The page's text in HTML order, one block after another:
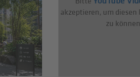
akzeptieren, um diesen
zu